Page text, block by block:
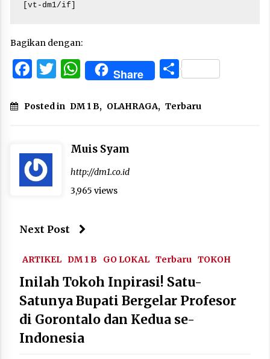
[vt-dm1/if]
Bagikan dengan:
Facebook
Twitter
WhatsApp
Share Share
Posted in DM 1 B, OLAHRAGA, Terbaru
Muis Syam
http://dm1.co.id
3,965 views
Next Post
ARTIKEL DM 1 B GO LOKAL Terbaru TOKOH
Inilah Tokoh Inpirasi! Satu-
Satunya Bupati Bergelar Profesor
di Gorontalo dan Kedua se-
Indonesia